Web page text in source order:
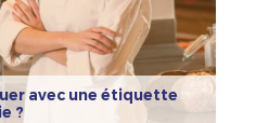
avec une étiquette
?